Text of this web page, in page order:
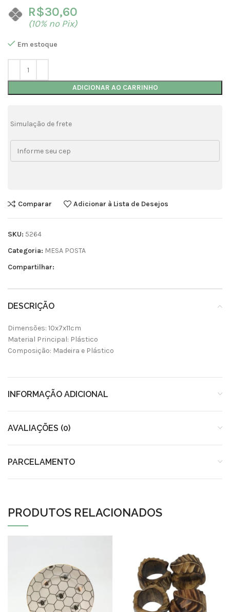
R$30,60
(10% no Pix)
Em estoque
ADICIONAR AO CARRINHO
Simulação de frete
Comparar Adicionar à Lista de Desejos
SKU: 5264
Categoria: MESA POSTA
Compartilhar:
DESCRIÇÃO
Dimensões: 10x7x11cm
Material Principal: Plástico
Composição: Madeira e Plástico
INFORMAÇÃO ADICIONAL
AVALIAÇÕES (0)
PARCELAMENTO
PRODUTOS RELACIONADOS